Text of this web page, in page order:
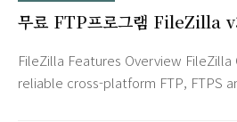
무료 FTP프로그램
FileZilla Features Overview
reliable cross-platform FTP, FTPS